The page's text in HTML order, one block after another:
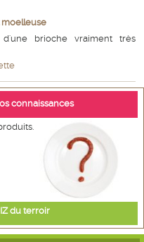
brioche vraiment très
connaissances
du terroir